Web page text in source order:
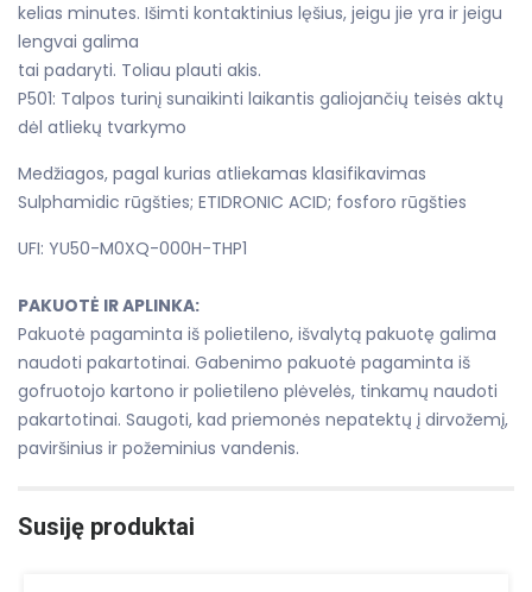
kelias minutes. Išimti kontaktinius lęšius, jeigu jie yra ir jeigu
lengvai galima
tai padaryti. Toliau plauti akis.
P501: Talpos turinį sunaikinti laikantis galiojančių teisės aktų
dėl atliekų tvarkymo
Medžiagos, pagal kurias atliekamas klasifikavimas
Sulphamidic rūgšties; ETIDRONIC ACID; fosforo rūgšties
UFI: YU50-M0XQ-000H-THP1
PAKUOTĖ IR APLINKA:
​Pakuotė pagaminta iš polietileno, išvalytą pakuotę galima
naudoti pakartotinai. Gabenimo pakuotė pagaminta iš
gofruotojo kartono ir polietileno plėvelės, tinkamų naudoti
pakartotinai. Saugoti, kad priemonės nepatektų į dirvožemį,
paviršinius ir požeminius vandenis.
Susiję produktai